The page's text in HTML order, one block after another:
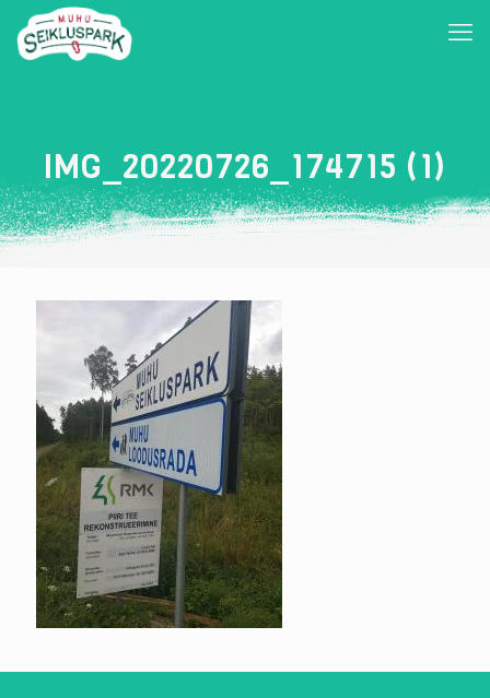
IMG_20220726_174715 (1)